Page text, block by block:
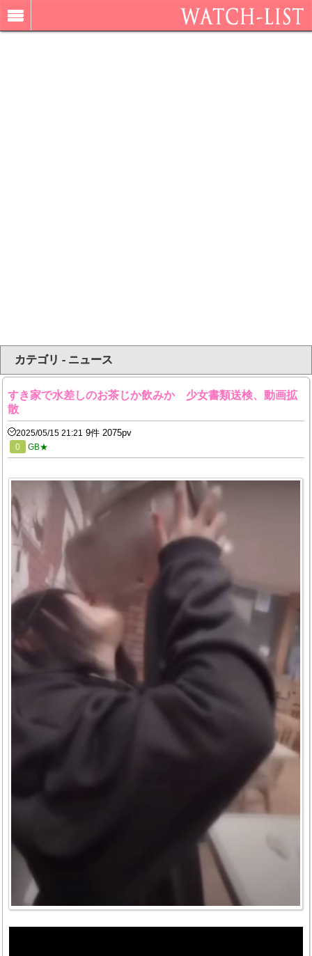
カテゴリ - ニュース
すき家で水差しのお茶じか飲みか 少女書類送検、動画拡
散
2025/05/15 21:21 9件 2075pv
0 GB★